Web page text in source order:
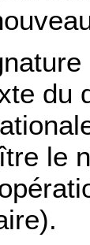
du
le